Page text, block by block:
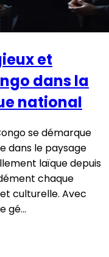
et
dans la
national
se démarque
dans le paysage
laïque depuis
chaque
culturelle. Avec
gé...